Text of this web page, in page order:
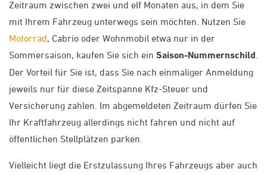
Zeitraum zwischen zwei und elf Monaten aus, in dem Sie
mit Ihrem Fahrzeug unterwegs sein möchten. Nutzen Sie
Motorrad, Cabrio oder Wohnmobil etwa nur in der
Sommersaison, kaufen Sie sich ein Saison-Nummernschild
Der Vorteil für Sie ist, dass Sie nach einmaliger Anmeldung
jeweils nur für diese Zeitspanne Kfz-Steuer und
Versicherung zahlen. Im abgemeldeten Zeitraum dürfen Sie
Ihr Kraftfahrzeug allerdings nicht fahren und nicht auf
öffentlichen Stellplätzen parken.
Vielleicht liegt die Erstzulassung Ihres Fahrzeugs aber auch